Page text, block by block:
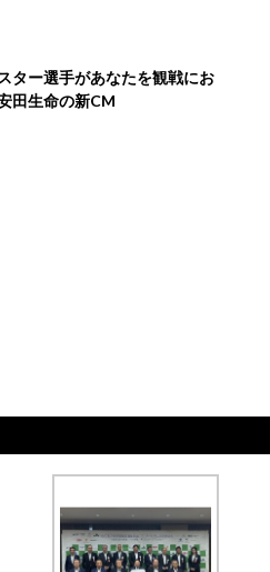
ター選手があなたを観戦にお
田生命の新CM